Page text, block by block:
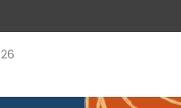
& Horaires